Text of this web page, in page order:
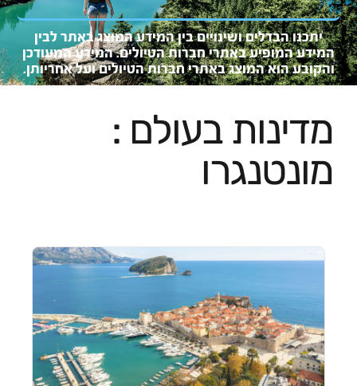
יתכנו הבדלים ושינויים בין המידע המוצג באתר לבין
המידע המופיע באתרי חברות הטיולים. המידע המעודכן
והקובעהוא המוצג באתרי חברות הטיולים ועל אחריותן.
מדינות בעולם :
מונטנגרו